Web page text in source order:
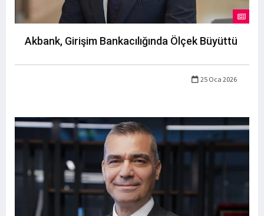
Akbank, Girişim Bankacılığında Ölçek Büyüttü
25 Oca 2026